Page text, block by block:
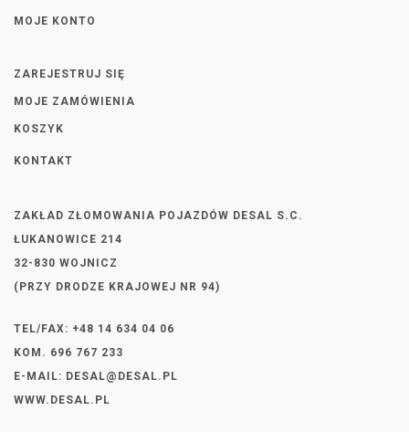
MOJE KONTO
ZAREJESTRUJ SIĘ
MOJE ZAMÓWIENIA
KOSZYK
KONTAKT
ZAKŁAD ZŁOMOWANIA POJAZDÓW DESAL S.C.
ŁUKANOWICE 214
32-830 WOJNICZ
(PRZY DRODZE KRAJOWEJ NR 94)
TEL/FAX: +48 14 634 04 06
KOM. 696 767 233
E-MAIL: DESAL@DESAL.PL
WWW.DESAL.PL